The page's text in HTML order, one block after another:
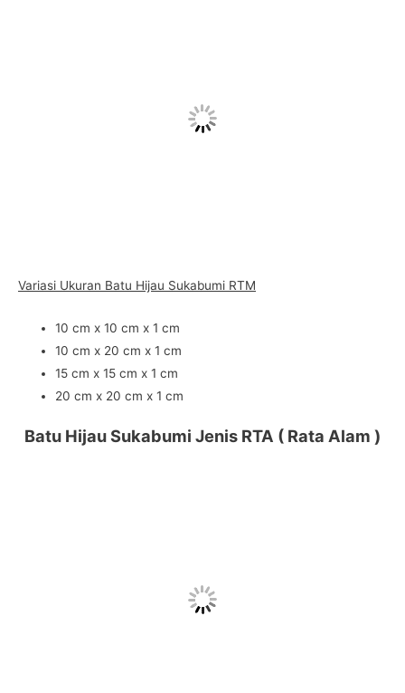
Variasi Ukuran Batu Hijau Sukabumi RTM
10 cm x 10 cm x 1 cm
10 cm x 20 cm x 1 cm
15 cm x 15 cm x 1 cm
20 cm x 20 cm x 1 cm
Batu Hijau Sukabumi Jenis RTA ( Rata Alam )